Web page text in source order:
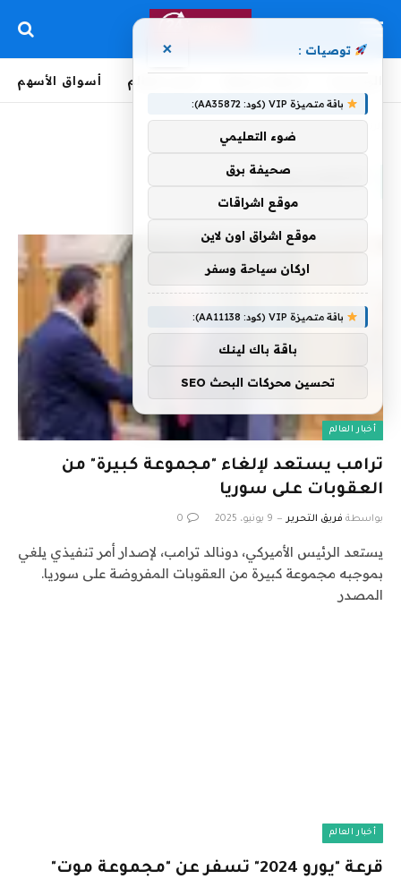
أخبار العالم أسواق الأسهم
QUOTمجموعة
أخبار العالم
ترامب يستعد لإلغاء "مجموعة كبيرة" من
العقوبات على سوريا
بواسطة فريق التحرير 9 يونيو، 2025 0
يستعد الرئيس الأميركي، دونالد ترامب، لإصدار أمر تنفيذي يلغي
بموجبه مجموعة كبيرة من العقوبات المفروضة على سوريا.
المصدر
أخبار العالم
قرعة "يورو 2024" تسفر عن "مجموعة موت"
توصيات : ×
باقة متميزة VIP (كود: AA35872):
ضوء التعليمي
صحيفة برق
موقع اشراقات
موقع اشراق اون لاين
اركان سياحة وسفر
باقة متميزة VIP (كود: AA11138):
باقة باك لينك
تحسين محركات البحث SEO